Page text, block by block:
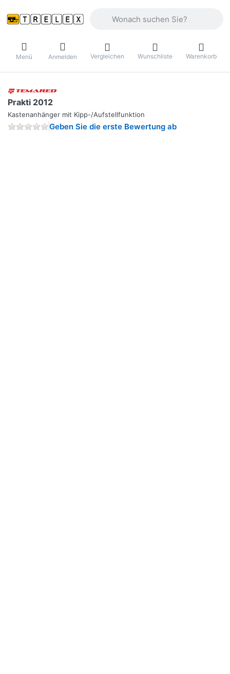
Menü Anmelden Vergleichen Wunschliste Warenkorb
Prakti 2012
Kastenanhänger mit Kipp-/Aufstellfunktion
Geben Sie die erste Bewertung ab